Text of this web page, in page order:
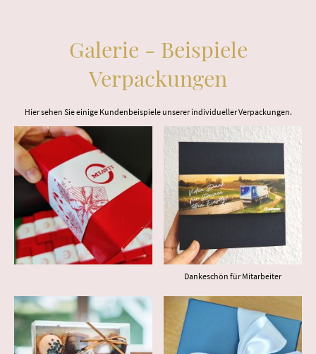
Galerie - Beispiele
Verpackungen
Hier sehen Sie einige Kundenbeispiele unserer individueller Verpackungen.
Dankeschön für Mitarbeiter